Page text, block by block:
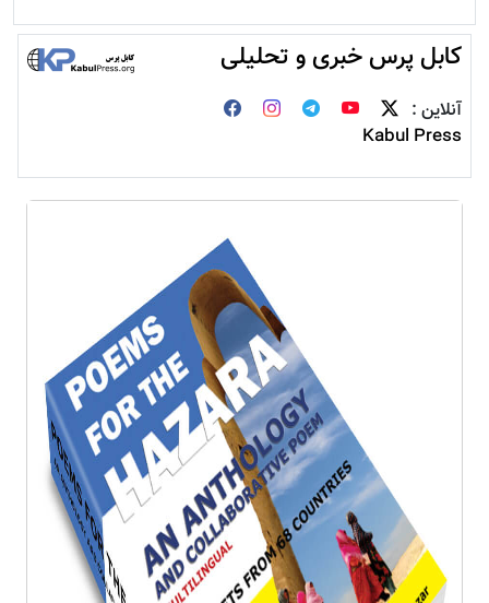
کابل پرس خبری و تحلیلی
آنلاین :
Kabul Press